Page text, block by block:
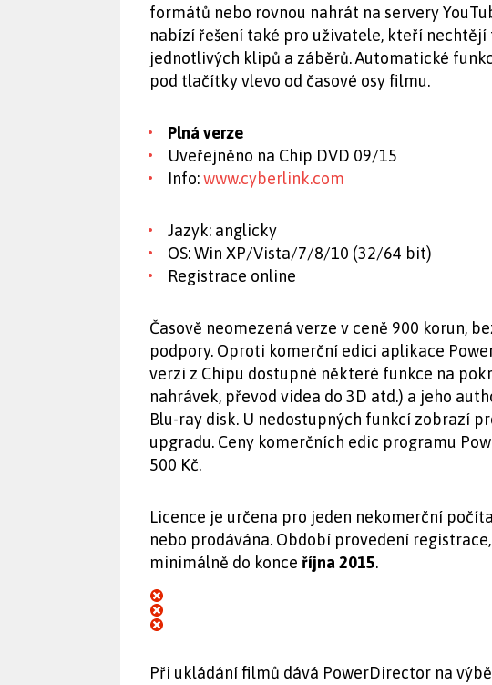
formátů nebo rovnou nahrát na servery
nabízí řešení také pro uživatele, kteří
jednotlivých klipů a záběrů. Automatické
pod tlačítky vlevo od časové osy filmu.
Plná verze
Uveřejněno na Chip DVD 09/15
Info:www.cyberlink.com
Jazyk: anglicky
OS: Win XP/Vista/7/8/10 (32/64 bit)
Registrace online
Časově neomezená verze v ceně 900 korun,
podpory. Oproti komerční edici aplikace
verzi z Chipu dostupné některé funkce na
nahrávek, převod videa do 3D atd.) a jeho
Blu-ray disk. U nedostupných funkcí zobrazí
upgradu. Ceny komerčních edic programu
500 Kč.
Licence je určena pro jeden nekomerční
nebo prodávána. Období provedení
minimálně do konce října 2015.
Při ukládání filmů dává PowerDirector na